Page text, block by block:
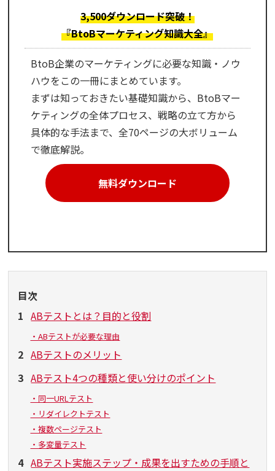
3,500ダウンロード突破！
『BtoBマーケティング知識大全』
BtoB企業のマーケティングに必要な知識・ノウ
ハウをこの一冊にまとめています。
まずは知っておきたい基礎知識から、BtoBマー
ケティングの全体プロセス、戦略の立て方から
具体的な手法まで、全70ページの大ボリューム
で徹底解説。
無料ダウンロード
目次
1 ABテストとは？目的と役割
・ABテストが必要な理由
2 ABテストのメリット
3 ABテスト4つの種類と使い分けのポイント
・同一URLテスト
・リダイレクトテスト
・複数ページテスト
・多変量テスト
4 ABテスト実施ステップ・成果を出すための手順と